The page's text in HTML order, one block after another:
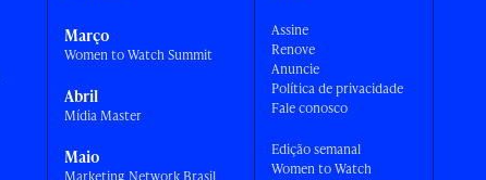
Março
Women to Watch Summit
Abril
Mídia Master
Maio
Assine
Renove
Anuncie
Política de privacidade
Fale conosco
Edição semanal
Women to Watch